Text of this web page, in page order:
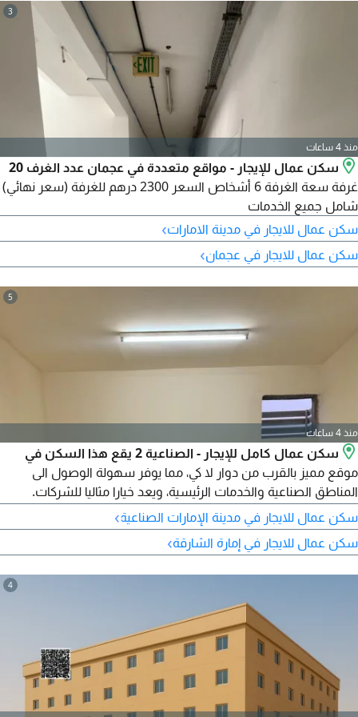
3
منذ 4 ساعات
سكن عمال للإيجار - مواقع متعددة في عجمان عدد الغرف 20
غرفة سعة الغرفة 6 أشخاص السعر 2300 درهم للغرفة (سعر نهائي)
شامل جميع الخدمات
سكن عمال للايجار في مدينة الامارات›
سكن عمال للايجار في عجمان›
5
منذ 4 ساعات
سكن عمال كامل للإيجار - الصناعية 2 يقع هذا السكن في
موقع مميز بالقرب من دوار لا كي، مما يوفر سهولة الوصول الى
المناطق الصناعية والخدمات الرئيسية، ويعد خيارا مثاليا للشركات.
كامب كامل متاح للإيجار لشركة واحدة السعر 3000 درهم للغرفة
مميزات الموقع قريب من الطرق الرئيسية سهولة حركة الباصات
سكن عمال للايجار في مدينة الإمارات الصناعية›
سكن عمال للايجار في إمارة الشارقة›
4